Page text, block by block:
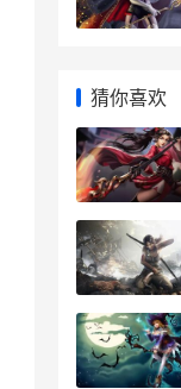
猜你喜欢